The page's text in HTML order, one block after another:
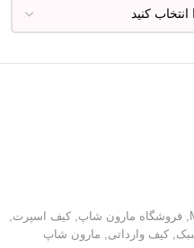
فروشگاه مارون شاپ کیف اسپرت
کیف وارداتی مارون شاپ